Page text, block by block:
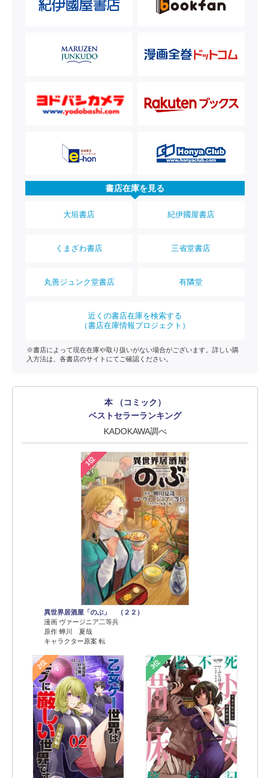
書店在庫を見る
大垣書店 紀伊國屋書店
くまざわ書店 三省堂書店
丸善ジュンク堂書店 有隣堂
近くの書店在庫を検索する
（書店在庫情報プロジェクト）
※書店によって現在在庫や取り扱いがない場合がございます。詳しい購
入方法は、各書店のサイトにてご確認ください。
本 （コミック）
ベストセラーランキング
KADOKAWA調べ
1位
異世界居酒屋「のぶ」 （２２）
漫画 ヴァージニア二等兵
原作 蝉川 夏哉
キャラクター原案 転
2位 3位